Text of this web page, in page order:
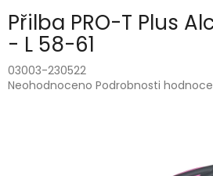
Přilba PRO-T Plus
- L 58-61
03003-230522
Průměrné
Neohodnoceno Podrobnosti